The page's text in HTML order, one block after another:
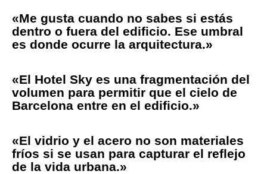
«Me gusta cuando no sabes si estás
dentro o fuera del edificio. Ese umbral
es donde ocurre la arquitectura.»
«El Hotel Sky es una fragmentación del
volumen para permitir que el cielo de
Barcelona entre en el edificio.»
«El vidrio y el acero no son materiales
fríos si se usan para capturar el reflejo
de la vida urbana.»